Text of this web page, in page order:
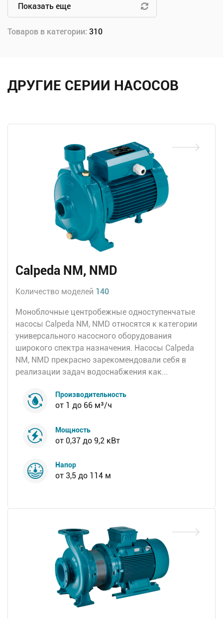
Показать еще
Товаров в категории: 310
ДРУГИЕ СЕРИИ НАСОСОВ
Calpeda NM, NMD
Количество моделей 140
Моноблочные центробежные одноступенчатые
насосы Calpeda NM, NMD относятся к категории
универсального насосного оборудования
широкого спектра назначения. Насосы Calpeda
NM, NMD прекрасно зарекомендовали себя в
реализации задач водоснабжения как...
Производительность
от 1 до 66 м³/ч
Мощность
от 0,37 до 9,2 кВт
Напор
от 3,5 до 114 м